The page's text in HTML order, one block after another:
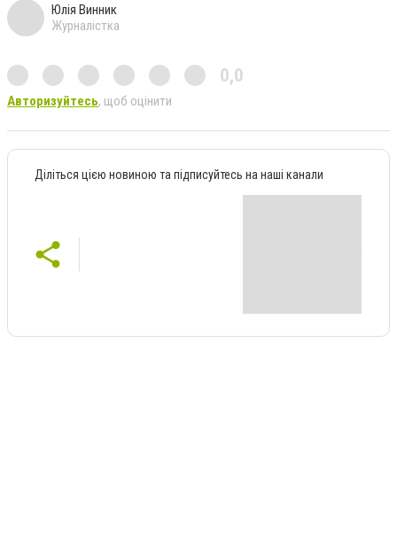
Юлія Винник
Журналістка
0,0
Авторизуйтесь, щоб оцінити
Діліться цією новиною та підписуйтесь на наші канали